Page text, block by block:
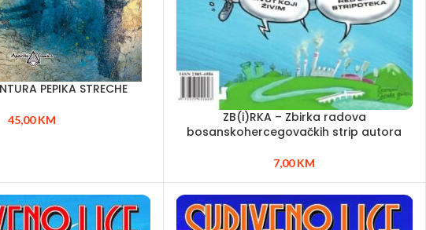
PEPIKA STRECHE
45,00KM
ZB(i)RKA – Zbirka radova
bosanskohercegovačkih strip autora
7,00KM